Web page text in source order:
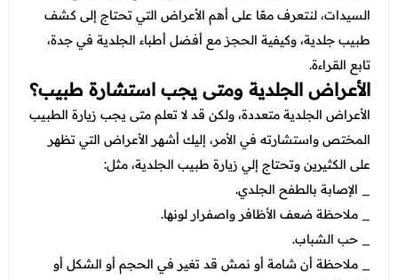
عروض الرجال
عروض قسم الطوارئ
عروض المختبر
عروض الاشعة
عروض الباطنة
عروض العظام
عروض الانف والاذن والحنجرة
عروض العلاج الطبيعي
السيدات، لنتعرف معًا على أهم الأعراض التي تحتاج إلى كشف
طبيب جلدية، وكيفية الحجز مع أفضل أطباء الجلدية في جدة،
تابع القراءة.
الأعراض الجلدية ومتى يجب استشارة طبيب؟
الأعراض الجلدية متعددة، ولكن قد لا تعلم متى يجب زيارة الطبيب
المختص واستشارته في الأمر، إليك أشهر الأعراض التي تظهر
على الكثيرين وتحتاج إلي زيارة طبيب الجلدية، مثل:
_ الإصابة بالطفح الجلدي.
_ ملاحظة ضعف الأظافر واصفرار لونها.
_ حب الشباب.
_ ملاحظة أن شامة أو نمش قد تغير في الحجم أو الشكل أو